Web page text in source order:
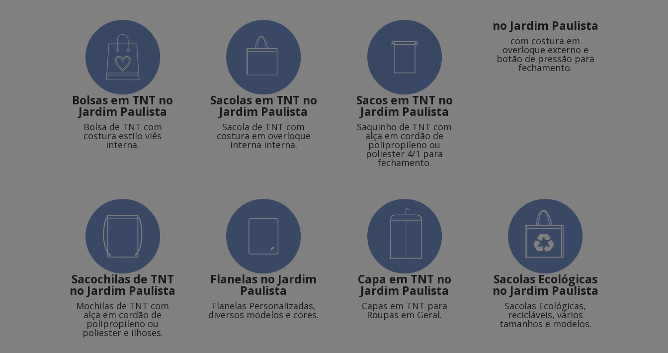
Bolsas em TNT no
Jardim Paulista
Bolsa de TNT com
costura estilo viés
interna.
Sacolas em TNT no
Jardim Paulista
Sacola de TNT com
costura em overloque
interna interna.
Sacos em TNT no
Jardim Paulista
Saquinho de TNT com
alça em cordão de
polipropileno ou
poliester 4/1 para
fechamento.
no Jardim Paulista
com costura em
overloque externo e
botão de pressão para
fechamento.
Sacochilas de TNT
no Jardim Paulista
Mochilas de TNT com
alça em cordão de
polipropileno ou
poliester e ilhoses.
Flanelasno Jardim
Paulista
Flanelas Personalizadas,
diversos modelos e cores.
Capa em TNT no
Jardim Paulista
Capas em TNT para
Roupas em Geral.
Sacolas Ecológicas
no Jardim Paulista
Sacolas Ecológicas,
recicláveis, vários
tamanhos e modelos.